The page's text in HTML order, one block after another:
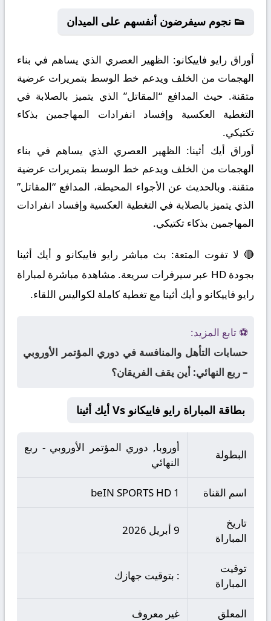
👟 نجوم سيفرضون أنفسهم على الميدان
أوراق رايو فاييكانو: الظهير العصري الذي يساهم في بناء
الهجمات من الخلف ويدعم خط الوسط بتمريرات عرضية
متقنة. حيث المدافع “المقاتل” الذي يتميز بالصلابة في
التغطية العكسية وإفساد انفرادات المهاجمين بذكاء
تكتيكي.
أوراق أيك أثينا: الظهير العصري الذي يساهم في بناء
الهجمات من الخلف ويدعم خط الوسط بتمريرات عرضية
متقنة. وبالحديث عن الأجواء المحيطة، المدافع “المقاتل”
الذي يتميز بالصلابة في التغطية العكسية وإفساد انفرادات
المهاجمين بذكاء تكتيكي.
🔴 لا تفوت المتعة: بث مباشر رايو فاييكانو و أيك أثينا
بجودة HD عبر سيرفرات سريعة. مشاهدة مباشرة لمباراة
رايو فاييكانو و أيك أثينا مع تغطية كاملة لكواليس اللقاء.
⚽ تابع المزيد:
حسابات التأهل والمنافسة في دوري المؤتمر الأوروبي
– ربع النهائي: أين يقف الفريقان؟
بطاقة المباراة رايو فاييكانو Vs أيك أثينا
البطولة
أوروبا, دوري المؤتمر الأوروبي - ربع
النهائي
اسم القناة beIN SPORTS HD 1
تاريخ
المباراة
9 أبريل 2026
توقيت
المباراة
: بتوقيت جهازك
المعلق غير معروف